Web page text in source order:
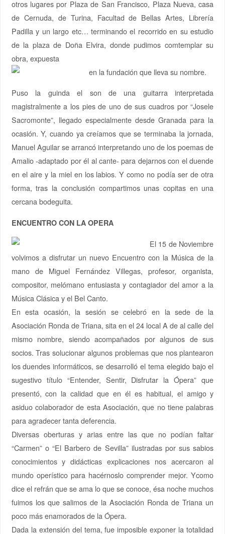
otros lugares por Plaza de San Francisco, Plaza Nueva, casa
de Cernuda, de Turina, Facultad de Bellas Artes, Librería
Padilla y un largo etc… terminando el recorrido en su estudio
de la plaza de Doña Elvira, donde pudimos comtemplar su
obra, expuesta
en la fundación que lleva su nombre.
Puso la guinda el son de una guitarra interpretada
magistralmente a los pies de uno de sus cuadros por “Josele
Sacromonte”, llegado especialmente desde Granada para la
ocasión. Y, cuando ya creíamos que se terminaba la jornada,
Manuel Aguilar se arrancó interpretando uno de los poemas de
Amalio -adaptado por él al cante- para dejarnos con el duende
en el aire y la miel en los labios. Y como no podía ser de otra
forma, tras la conclusión compartimos unas copitas en una
cercana bodeguita.
ENCUENTRO CON LA OPERA
El 15 de Noviembre
volvimos a disfrutar un nuevo Encuentro con la Música de la
mano de Miguel Fernández Villegas, profesor, organista,
compositor, melómano entusiasta y contagiador del amor a la
Música Clásica y el Bel Canto.
En esta ocasión, la sesión se celebró en la sede de la
Asociación Ronda de Triana, sita en el 24 local A de al calle del
mismo nombre, siendo acompañados por algunos de sus
socios. Tras solucionar algunos problemas que nos plantearon
los duendes informáticos, se desarrolló el tema elegido bajo el
sugestivo título “Entender, Sentir, Disfrutar la Ópera” que
presentó, con la calidad que en él es habitual, el amigo y
asiduo colaborador de esta Asociación, que no tiene palabras
para agradecer tanta deferencia.
Diversas oberturas y arias entre las que no podían faltar
“Carmen” o “El Barbero de Sevilla” ilustradas por sus sabios
conocimientos y didácticas explicaciones nos acercaron al
mundo operístico para hacérnoslo comprender mejor. Ycomo
dice el refrán que se ama lo que se conoce, ésa noche muchos
fuimos los que salimos de la Asociación Ronda de Triana un
poco más enamorados de la Ópera.
Dada la extensión del tema, fue imposible exponer la totalidad